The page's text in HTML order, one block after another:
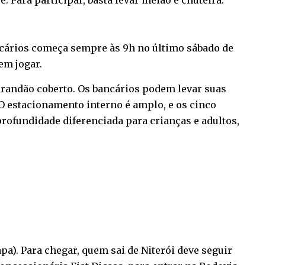
começa sempre às 9h no último sábado de
jogar.
coberto. Os bancários podem levar suas
estacionamento interno é amplo, e os cinco
diferenciada para crianças e adultos,
). Para chegar, quem sai de Niterói deve seguir